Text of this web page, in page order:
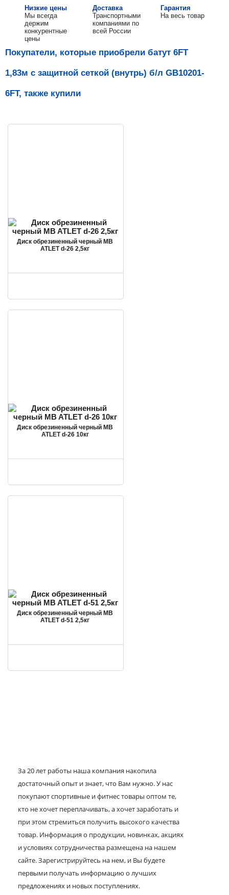
Низкие цены
Мы всегда
держим
конкурентные
цены
Доставка
Транспортными
компаниями по
всей России
Гарантия
На весь товар
Покупатели, которые приобрели батут 6FT
1,83м с защитной сеткой (внутрь) б/л GB10201-
6FT, также купили
Диск обрезиненный черный MB
ATLET d-26 2,5кг
Диск обрезиненный черный MB
ATLET d-26 10кг
Диск обрезиненный черный MB
ATLET d-51 2,5кг
За 20 лет работы наша компания накопила
достаточный опыт и знает, что Вам нужно. У нас
покупают спортивные и фитнес товары оптом те,
кто не хочет переплачивать, а хочет заработать и
при этом стремиться получить высокого качества
товар. Информация о продукции, новинках, акциях
и условиях сотрудничества размещена на нашем
сайте. Зарегистрируйтесь на нем, и Вы будете
первыми получать информацию о лучших
предложениях и новых поступлениях.